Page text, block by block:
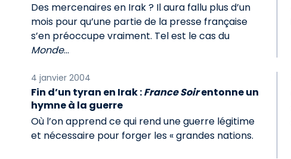
Des mercenaires en Irak ? Il aura fallu plus d’un
mois pour qu’une partie de la presse française
s’en préoccupe vraiment. Tel est le cas du
Monde...
4 janvier 2004
Fin d’un tyran en Irak :France Soirentonne un
hymne à la guerre
Où l’on apprend ce qui rend une guerre légitime
et nécessaire pour forger les « grandes nations.